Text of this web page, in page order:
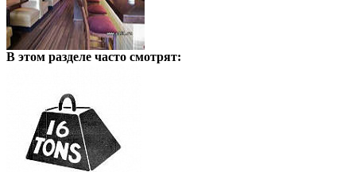
В этом разделе часто смотрят: